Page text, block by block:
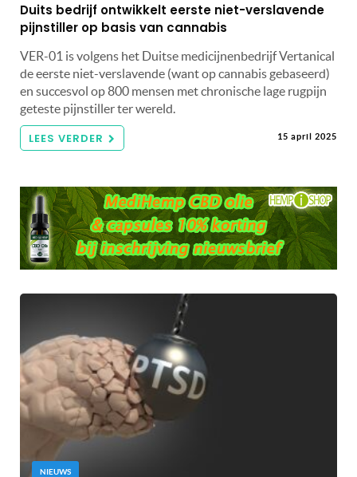
Duits bedrijf ontwikkelt eerste niet-verslavende
pijnstiller op basis van cannabis
VER-01 is volgens het Duitse medicijnenbedrijf Vertanical
de eerste niet-verslavende (want op cannabis gebaseerd)
en succesvol op 800 mensen met chronische lage rugpijn
geteste pijnstiller ter wereld.
LEES VERDER 15 april 2025
NIEUWS